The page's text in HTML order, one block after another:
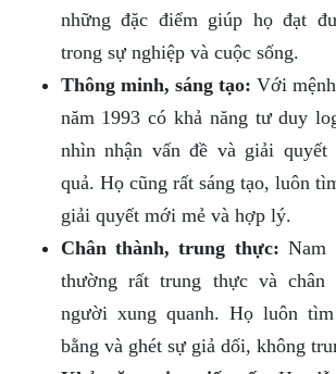
những đặc điểm giúp họ đạt
trong sự nghiệp và cuộc sống.
Thông minh, sáng tạo: Với
năm 1993 có khả năng tư duy
nhìn nhận vấn đề và giải quyết
quả. Họ cũng rất sáng tạo, luôn
giải quyết mới mẻ và hợp lý.
Chân thành, trung thực: Nam
thường rất trung thực và
người xung quanh. Họ luôn
bằng và ghét sự giả dối, không